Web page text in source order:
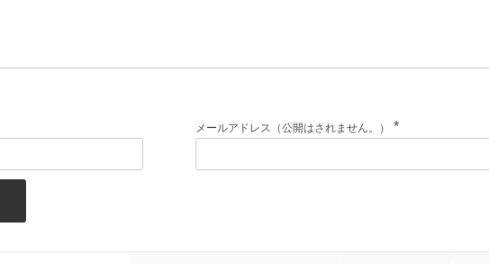
メールアドレス（公開はされません。） *